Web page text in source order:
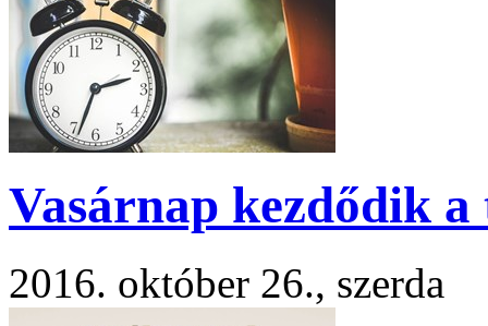
Vasárnap kezdődik
2016. október 26., szerda